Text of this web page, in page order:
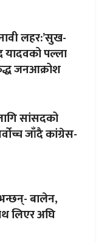
लहर:’सुख-
यादवको पल्ला
जनआक्रोश
सांसदको
जाँदै कांग्रेस-
बालेन,
लिएर अघि